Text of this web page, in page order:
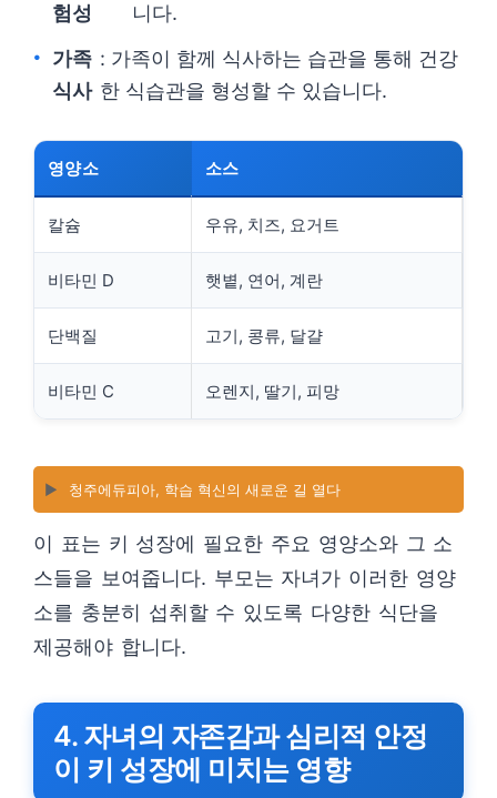
험성
니다.
가족
식사
: 가족이 함께 식사하는 습관을 통해 건강
한 식습관을 형성할 수 있습니다.
영양소 소스
칼슘 우유, 치즈, 요거트
비타민 D 햇볕, 연어, 계란
단백질 고기, 콩류, 달걀
비타민 C 오렌지, 딸기, 피망
▶️ 청주에듀피아, 학습 혁신의 새로운 길 열다
이 표는 키 성장에 필요한 주요 영양소와 그 소
스들을 보여줍니다. 부모는 자녀가 이러한 영양
소를 충분히 섭취할 수 있도록 다양한 식단을
제공해야 합니다.
4. 자녀의 자존감과 심리적 안정
이 키 성장에 미치는 영향